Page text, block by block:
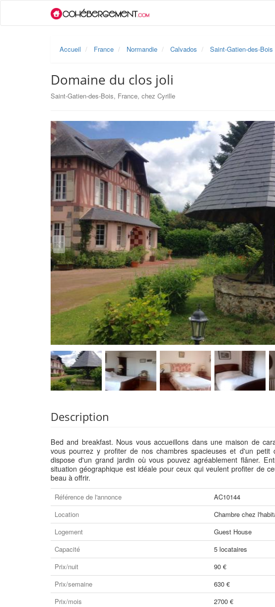
Accueil France Normandie Calvados Saint-Gatien-des-Bois
Domaine du clos joli
Saint-Gatien-des-Bois, France, chez Cyrille
Description
Bed and breakfast. Nous vous accueillons dans une maison de
vous pourrez y profiter de nos chambres spacieuses et d'un petit
dispose d'un grand jardin où vous pouvez agréablement flâner.
situation géographique est idéale pour ceux qui veulent profiter de
beau à offrir.
Référence de l'annonce
AC10144
Location
Chambre chez
Logement
Guest House
Capacité
5 locataires
Prix/nuit
90 €
Prix/semaine
630 €
Prix/mois
2700 €